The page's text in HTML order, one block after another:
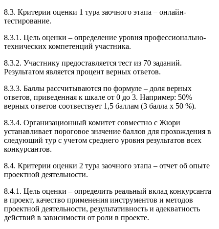
8.3. Критерии оценки 1 тура заочного этапа – онлайн-
тестирование.
8.3.1. Цель оценки – определение уровня профессионально-
технических компетенций участника.
8.3.2. Участнику предоставляется тест из 70 заданий.
Результатом является процент верных ответов.
8.3.3. Баллы рассчитываются по формуле – доля верных
ответов, приведенная к шкале от 0 до 3. Например: 50%
верных ответов соотвествует 1,5 баллам (3 балла х 50 %).
8.3.4. Организационный комитет совместно с Жюри
устанавливает пороговое значение баллов для прохождения в
следующий тур с учетом среднего уровня результатов всех
конкурсантов.
8.4. Критерии оценки 2 тура заочного этапа – отчет об опыте
проектной деятельности.
8.4.1. Цель оценки – определить реальный вклад конкурсанта
в проект, качество применения инструментов и методов
проектной деятельности, результативность и адекватность
действий в зависимости от роли в проекте.